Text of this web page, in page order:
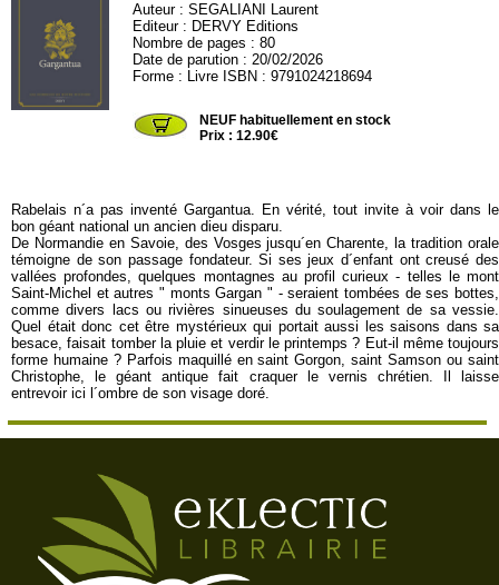
Auteur :SEGALIANI Laurent
Editeur : DERVY Editions
Nombre de pages : 80
Date de parution : 20/02/2026
Forme : Livre ISBN : 9791024218694
NEUF habituellement en stock
Prix : 12.90€
Rabelais n´a pas inventé Gargantua. En vérité, tout invite à voir dans le
bon géant national un ancien dieu disparu.
De Normandie en Savoie, des Vosges jusqu´en Charente, la tradition orale
témoigne de son passage fondateur. Si ses jeux d´enfant ont creusé des
vallées profondes, quelques montagnes au profil curieux - telles le mont
Saint-Michel et autres " monts Gargan " - seraient tombées de ses bottes,
comme divers lacs ou rivières sinueuses du soulagement de sa vessie.
Quel était donc cet être mystérieux qui portait aussi les saisons dans sa
besace, faisait tomber la pluie et verdir le printemps ? Eut-il même toujours
forme humaine ? Parfois maquillé en saint Gorgon, saint Samson ou saint
Christophe, le géant antique fait craquer le vernis chrétien. Il laisse
entrevoir ici l´ombre de son visage doré.